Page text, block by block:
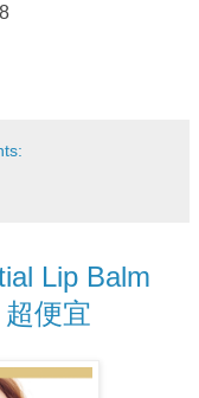
Lip Balm
便宜